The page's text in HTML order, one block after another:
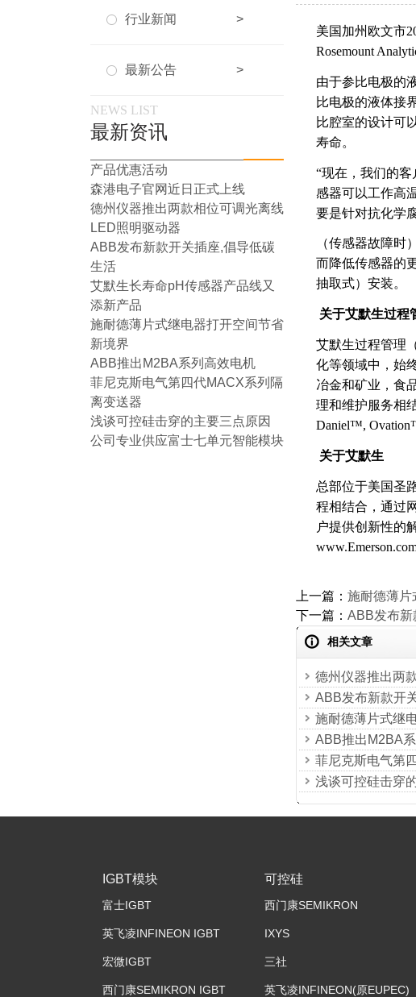
美国加州欧文市
Rosemount
由于参比电极的
比电极的液体接
比腔室的设计可
寿命。
“现在，我们的
感器可以工作高
要是针对抗化学
（传感器故障
而降低传感器的
抽取式）安装。
关于艾默生过程
艾默生过程管理
化等领域中，始
冶金和矿业，食
理和维护服务相
Daniel™,
关于艾默生
总部位于美国圣
程相结合，通过
户提供创新性的
上一篇： 施耐德薄片
下一篇： ABB发布新
相关文章
德州仪器推出两
ABB发布新款开
施耐德薄片式继
ABB推出M2BA
菲尼克斯电气第
浅谈可控硅击穿
行业新闻 >
最新公告 >
NEWS LIST
最新资讯
产品优惠活动
森港电子官网近日正式上线
德州仪器推出两款相位可调光离线
LED照明驱动器
ABB发布新款开关插座,倡导低碳
生活
艾默生长寿命pH传感器产品线又
添新产品
施耐德薄片式继电器打开空间节省
新境界
ABB推出M2BA系列高效电机
菲尼克斯电气第四代MACX系列隔
离变送器
浅谈可控硅击穿的主要三点原因
公司专业供应富士七单元智能模块
IGBT模块
富士IGBT
英飞凌INFINEON IGBT
宏微IGBT
西门康SEMIKRON IGBT
可控硅
西门康SEMIKRON
IXYS
三社
英飞凌INFINEON(原EUPEC)